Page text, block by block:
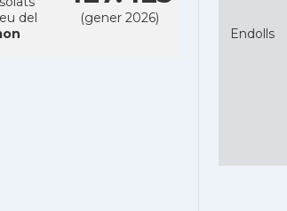
del
(gener 2026)
Endolls